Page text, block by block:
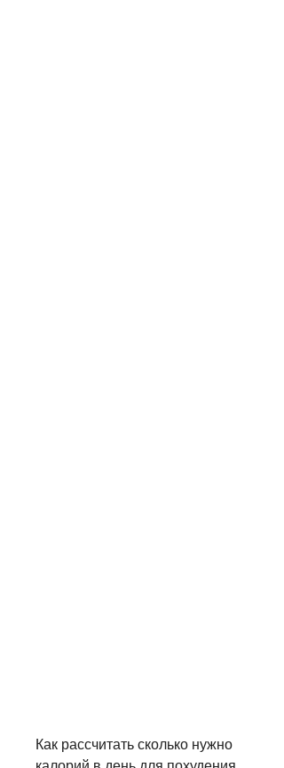
Как рассчитать сколько нужно